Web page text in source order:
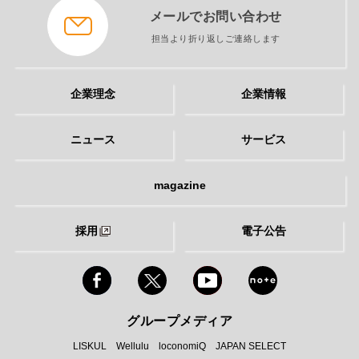
メールでお問い合わせ
担当より折り返しご連絡します
企業理念 企業情報
ニュース サービス
magazine
採用 電子公告
グループメディア
LISKUL Wellulu loconomiQ JAPAN SELECT